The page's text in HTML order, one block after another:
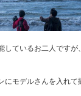
しているお二人ですが
にモデルさんを入れ